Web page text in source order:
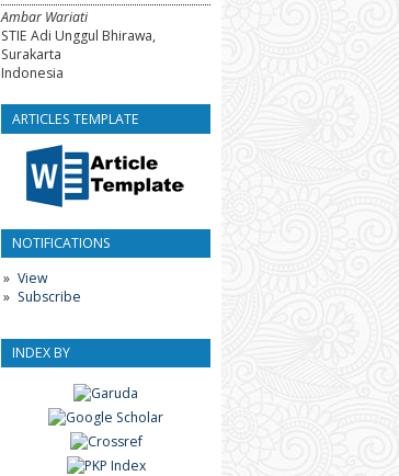
Ambar Wariati
STIE Adi Unggul Bhirawa,
Surakarta
Indonesia
ARTICLES TEMPLATE
NOTIFICATIONS
View
Subscribe
INDEX BY